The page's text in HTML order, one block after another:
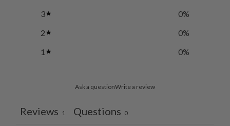
3
0%
2
0%
1
0%
Ask a questionWrite a review
Reviews 1 Questions 0